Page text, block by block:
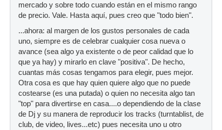
mercado y sobre todo cuando están en el mismo rango
de precio. Vale. Hasta aquí, pues creo que "todo bien".
...ahora: al margen de los gustos personales de cada
uno, siempre es de celebrar cualquier cosa nueva o
avance (sea algo ya existente o de peor calidad que lo
que ya hay) y mirarlo en clave "positiva". De hecho,
cuantas más cosas tengamos para elegir, pues mejor.
Otra cosa es que hay quien quiere algo que no puede
costearse (es una putada) o quien no necesita algo tan
"top" para divertirse en casa....o dependiendo de la clase
de Dj y su manera de reproducir los tracks (turntablist, de
club, de video, lives...etc) pues necesita uno u otro